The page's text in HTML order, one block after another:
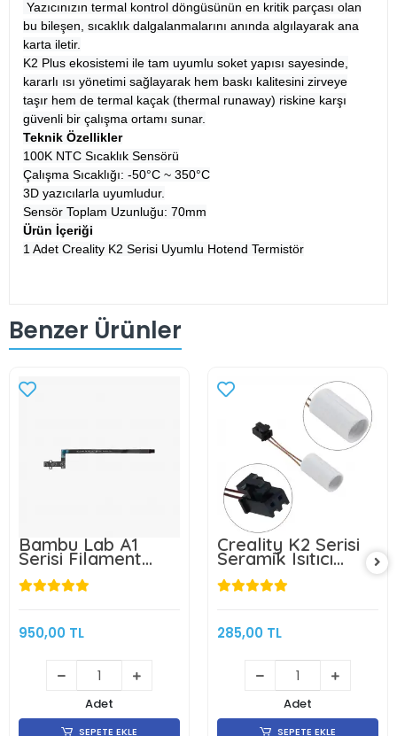
Yazıcınızın termal kontrol döngüsünün en kritik parçası olan
bu bileşen, sıcaklık dalgalanmalarını anında algılayarak ana
karta iletir.
K2 Plus ekosistemi ile tam uyumlu soket yapısı sayesinde,
kararlı ısı yönetimi sağlayarak hem baskı kalitesini zirveye
taşır hem de termal kaçak (thermal runaway) riskine karşı
güvenli bir çalışma ortamı sunar.
Teknik Özellikler
100K NTC Sıcaklık Sensörü
Çalışma Sıcaklığı: -50°C ~ 350°C
3D yazıcılarla uyumludur.
Sensör Toplam Uzunluğu: 70mm
Ürün İçeriği
1 Adet Creality K2 Serisi Uyumlu Hotend Termistör
Benzer Ürünler
Bambu Lab A1
Serisi Filament
Sensörü- FAE010
950,00 TL
Adet
SEPETE EKLE
Creality K2 Serisi
Seramik Isıtıcı
Fişek- Klon
285,00 TL
Adet
SEPETE EKLE